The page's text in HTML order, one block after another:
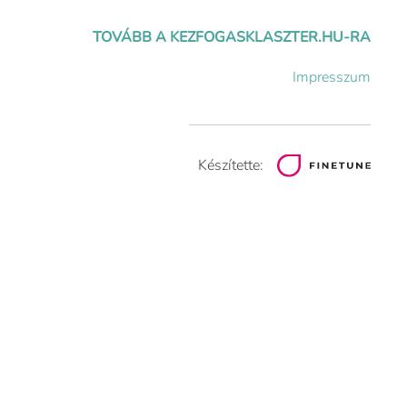
TOVÁBB A KEZFOGASKLASZTER.HU-RA
Impresszum
Készítette: